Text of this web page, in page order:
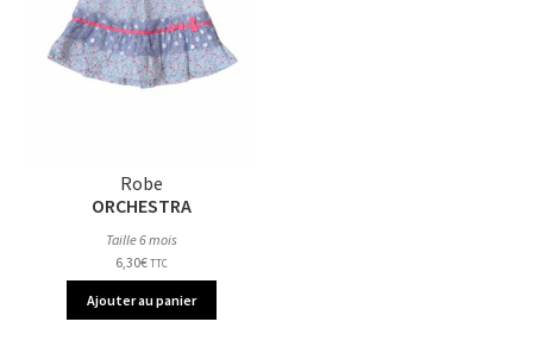
Robe
ORCHESTRA
Taille 6 mois
6,30€ TTC
Ajouter au panier